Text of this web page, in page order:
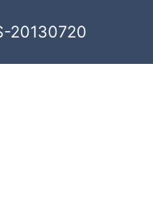
20130720